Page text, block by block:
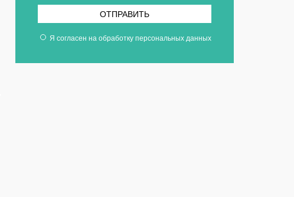
ОТПРАВИТЬ
Я согласен на обработку персональных данных